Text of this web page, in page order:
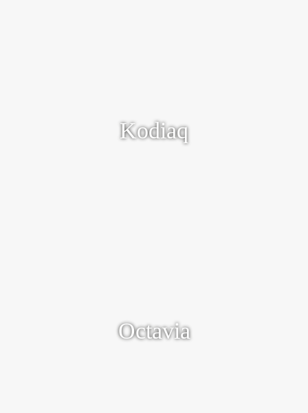
Kodiaq
Ontdek meer
Octavia